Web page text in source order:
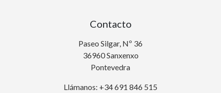
Contacto
Paseo Silgar, Nº 36
36960 Sanxenxo
Pontevedra
Llámanos: +34 691 846 515